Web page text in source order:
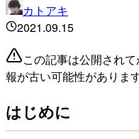
カトアキ
2021.09.15
この記事は公開され
報が古い可能性がありま
はじめに